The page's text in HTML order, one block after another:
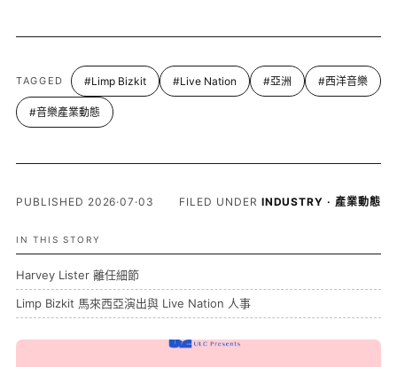
TAGGED #Limp Bizkit #Live Nation #亞洲 #西洋音樂
#音樂產業動態
PUBLISHED 2026·07·03 FILED UNDER INDUSTRY · 產業動態
IN THIS STORY
Harvey Lister 離任細節
Limp Bizkit 馬來西亞演出與 Live Nation 人事